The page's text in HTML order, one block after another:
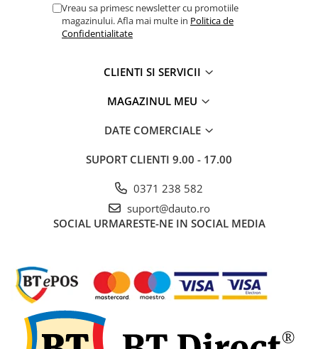
Mufe si conectori auto etansi
Prize si conectori alimentare 2/3
Prize, stechere si adaptoare
Socluri pentru becuri auto
Sprayuri, intretinere si cosmetica
Aditivi auto
Degripante, lubrifianti, creme si
adezivi
Vopsea spray si antifoane
Accesorii si Echipamente Auto
Vreau sa primesc newsletter cu promotiile
magazinului. Afla mai multe in Politica de
Confidentialitate
CLIENTI SI SERVICII
MAGAZINUL MEU
DATE COMERCIALE
SUPORT CLIENTI 9.00 - 17.00
0371 238 582
suport@dauto.ro
SOCIAL URMARESTE-NE IN SOCIAL MEDIA